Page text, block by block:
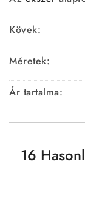
Kövek:
Méretek:
Ár tartalma:
16